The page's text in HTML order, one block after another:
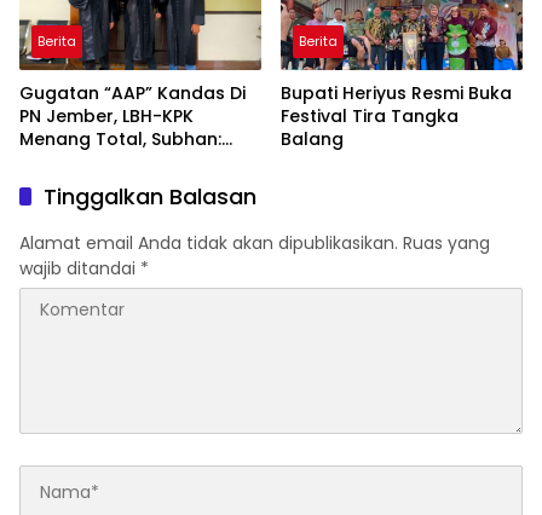
Berita
Gugatan “AAP” Kandas Di
PN Jember, LBH-KPK
Menang Total, Subhan:
Berita
Bupati Heriyus Resmi Buka
Festival Tira Tangka
Balang
Tinggalkan Balasan
Alamat email Anda tidak akan dipublikasikan. Ruas yang
wajib ditandai *